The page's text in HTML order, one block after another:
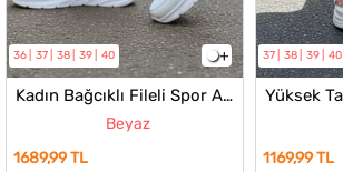
36 37 38 39 40
Kadın Bağcıklı Fileli Spor Ayakkabı
Beyaz
1689,99 TL
37 38 39 40
1169,99 TL